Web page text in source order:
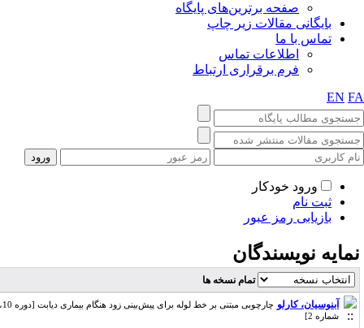
صفحه برترین‌های پایگاه
بایگانی مقالات زیر چاپ
تماس با ما
اطلاعات تماس
فرم برقراری ارتباط
EN
ورود خودکار
ثبت نام
بازیابی رمز عبور
نویسندگان
تمام نسخه ها
آبنوسیان، کارلو
چارچوبی مبتنی بر خط لوله برای پیش‌بینی زود هنگام بیماری دیابت [دوره 10،
شماره 2]